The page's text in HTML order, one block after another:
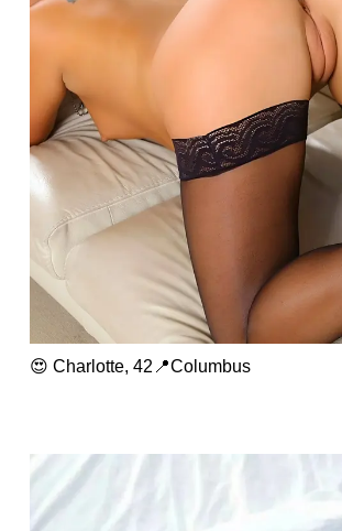
😍 Charlotte, 42📍Columbus